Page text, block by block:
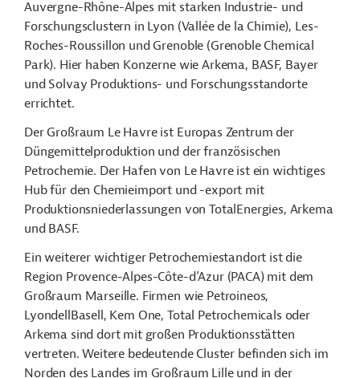
Auvergne-Rhône-Alpes mit starken Industrie- und
Forschungsclustern in Lyon (Vallée de la Chimie), Les-
Roches-Roussillon und Grenoble (Grenoble Chemical
Park). Hier haben Konzerne wie Arkema, BASF, Bayer
und Solvay Produktions- und Forschungsstandorte
errichtet.
Der Großraum Le Havre ist Europas Zentrum der
Düngemittelproduktion und der französischen
Petrochemie. Der Hafen von Le Havre ist ein wichtiges
Hub für den Chemieimport und -export mit
Produktionsniederlassungen von TotalEnergies, Arkema
und BASF.
Ein weiterer wichtiger Petrochemiestandort ist die
Region Provence-Alpes-Côte-d’Azur (PACA) mit dem
Großraum Marseille. Firmen wie Petroineos,
LyondellBasell, Kem One, Total Petrochemicals oder
Arkema sind dort mit großen Produktionsstätten
vertreten. Weitere bedeutende Cluster befinden sich im
Norden des Landes im Großraum Lille und in der